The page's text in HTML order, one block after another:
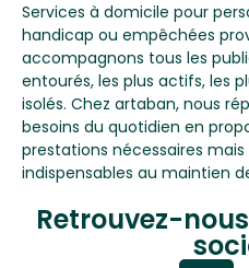
Services à domicile pour
handicap ou empêchées
accompagnons tous les
entourés, les plus actifs, les
isolés. Chez artaban, nous
besoins du quotidien en
prestations nécessaires mais
indispensables au maintien
Retrouvez-